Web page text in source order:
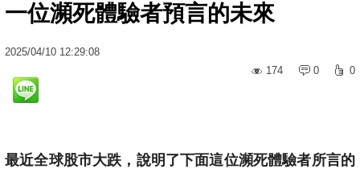
一位瀕死體驗者預言的未來
2025/04/10 12:29:08
174
0 0
最近全球股市大跌，說明了下面這位瀕死體驗者所言的